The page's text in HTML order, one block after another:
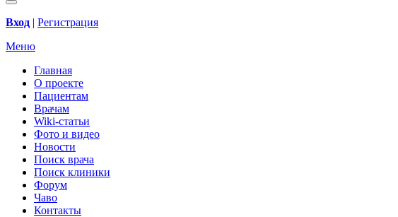
Вход | Регистрация
Меню
Главная
О проекте
Пациентам
Врачам
Wiki-статьи
Фото и видео
Новости
Поиск врача
Поиск клиники
Форум
Чаво
Контакты